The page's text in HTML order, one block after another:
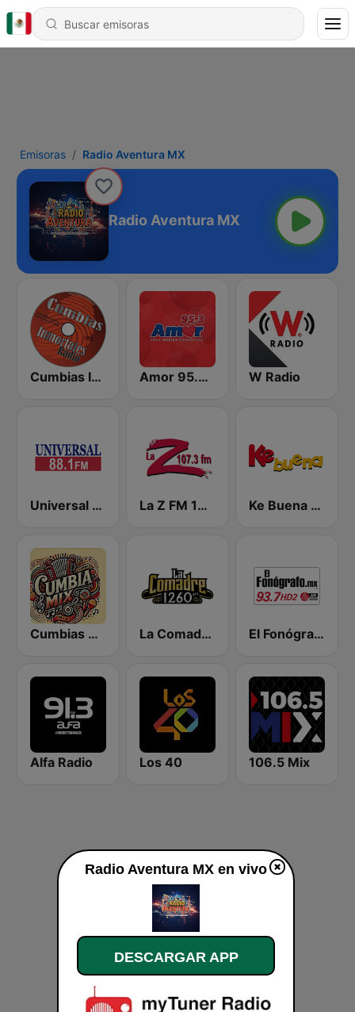
Emisoras Radio Aventura MX
Radio Aventura MX
Cumbias Inmortales Radio Amor 95.3 FM W Radio
Universal 88.1 FM La Z FM 107.3 Ke Buena 92.9 FM
Cumbias Mix La Comadre 1260 AM El Fonógrafo HD2
Alfa Radio Los 40 106.5 Mix
Radio Aventura MX en vivo
DESCARGAR APP